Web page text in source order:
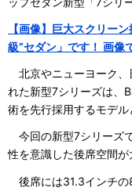
【画像】巨大スクリー
級”セダン」です！ 画像
北京やニューヨーク、
れた新型7シリーズは、
術を先行採用するモデル
今回の新型7シリーズ
性を意識した後席空間が
後席には31.3インチの